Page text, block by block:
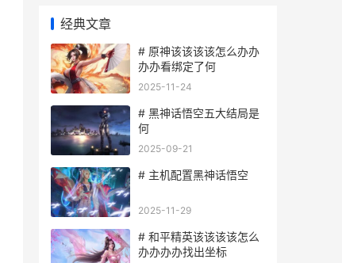
经典文章
# 原神该该该该怎么办办
办办看绑定了何
2025-11-24
# 黑神话悟空五大结局是
何
2025-09-21
# 主机配置黑神话悟空
2025-11-29
# 和平精英该该该该怎么
办办办办找出坐标